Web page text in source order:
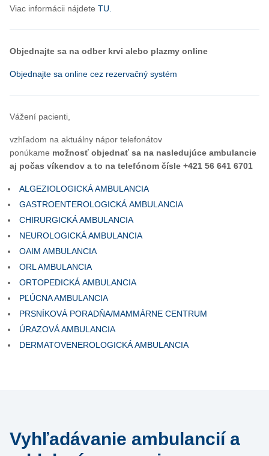
Viac informácii nájdete TU
Objednajte sa na odber krvi alebo plazmy online
Objednajte sa online cez rezervačný systém
Vážení pacienti,
vzhľadom na aktuálny nápor telefonátov
ponúkame možnosť objednať sa na nasledujúce ambulancie
aj počas víkendov a to na telefónom čísle +421 56 641 6701
ALGEZIOLOGICKÁ AMBULANCIA
GASTROENTEROLOGICKÁ AMBULANCIA
CHIRURGICKÁ AMBULANCIA
NEUROLOGICKÁ AMBULANCIA
OAIM AMBULANCIA
ORL AMBULANCIA
ORTOPEDICKÁ AMBULANCIA
PĽÚCNA AMBULANCIA
PRSNÍKOVÁ PORADŇA/MAMMÁRNE CENTRUM
ÚRAZOVÁ AMBULANCIA
DERMATOVENEROLOGICKÁ AMBULANCIA
Vyhľadávanie ambulancií a